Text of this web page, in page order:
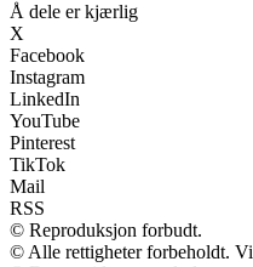
Å dele er kjærlig
X
Facebook
Instagram
LinkedIn
YouTube
Pinterest
TikTok
Mail
RSS
© Reproduksjon forbudt.
© Alle rettigheter forbeholdt. Vi